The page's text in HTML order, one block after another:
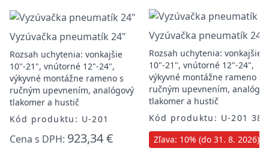
Vyzúvačka pneumatík 24"
Rozsah uchytenia: vonkajšie
10"-21", vnútorné 12"-24",
výkyvné montážne rameno s
ručným upevnením, analógový
tlakomer a hustič
Kód produktu: U-201
Cena s DPH: 923,34 €
Vyzúvačka pneumatík 24"
Rozsah uchytenia: vonkajšie
10"-21", vnútorné 12"-24",
výkyvné montážne rameno s
ručným upevnením,
tlakomer a hustič
Kód produktu: U-201
Zľava: 10% (do 31. 8. 2026)